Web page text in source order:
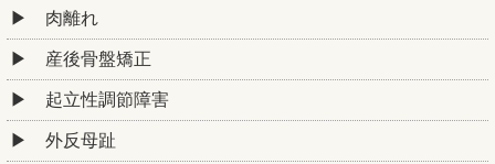
肉離れ
産後骨盤矯正
起立性調節障害
外反母趾